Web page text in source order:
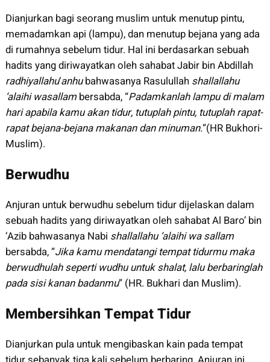
Dianjurkan bagi seorang muslim untuk menutup pintu,
memadamkan api (lampu), dan menutup bejana yang ada
di rumahnya sebelum tidur. Hal ini berdasarkan sebuah
hadits yang diriwayatkan oleh sahabat Jabir bin Abdillah
radhiyallahu‘anhubahwasanya Rasulullah shallallahu
‘alaihi wasallambersabda, “Padamkanlah lampu di malam
hari apabila kamu akan tidur, tutuplah pintu, tutuplah rapat-
rapat bejana-bejana makanan dan minuman.”(HR Bukhori-
Muslim).
Berwudhu
Anjuran untuk berwudhu sebelum tidur dijelaskan dalam
sebuah hadits yang diriwayatkan oleh sahabat Al Baro’ bin
‘Azib bahwasanya Nabi shallallahu ‘alaihi wa sallam
bersabda, “Jika kamu mendatangi tempat tidurmu maka
berwudhulah seperti wudhu untuk shalat, lalu berbaringlah
pada sisi kanan badanmu” (HR. Bukhari dan Muslim).
Membersihkan Tempat Tidur
Dianjurkan pula untuk mengibaskan kain pada tempat